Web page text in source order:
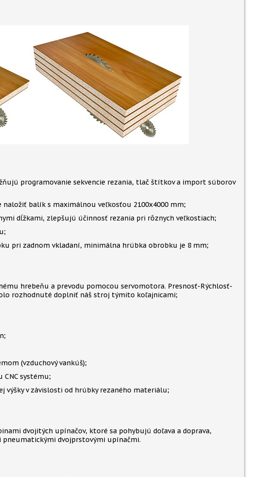
programovanie sekvencie rezania, tlač štítkov a import súborov
balík s maximálnou veľkosťou 2100x4000 mm;
dĺžkami, zlepšujú účinnosť rezania pri rôznych veľkostiach;
pri zadnom vkladaní, minimálna hrúbka obrobku je 8 mm;
hrebeňu a prevodu pomocou servomotora. Presnosť-Rýchlosť-
rozhodnuté doplniť náš stroj týmito koľajnicami;
(vzduchový vankúš);
systému;
výšky v závislosti od hrúbky rezaného materiálu;
dvojitých upínačov, ktoré sa pohybujú doľava a doprava,
dvojprstovými upínačmi.